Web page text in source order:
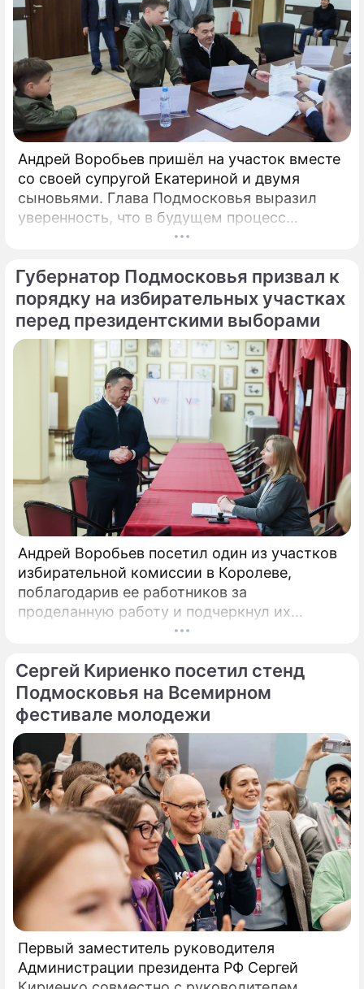
Андрей Воробьев пришёл на участок вместе
со своей супругой Екатериной и двумя
сыновьями. Глава Подмосковья выразил
уверенность, что в будущем процесс
голосования продолжит
пресс-службе правительства региона.
«Выборы — это всегда важно.
Губернатор Подмосковья призвал к
порядку на избирательных участках
перед президентскими выборами
Андрей Воробьев посетил один из участков
избирательной комиссии в Королеве,
поблагодарив ее работников за
проделанную работу и подчеркнул их
опытность в организации и проведении
в пресс-службе правительства
Подмосковья. «Свыше 36 тыс.
Сергей Кириенко посетил стенд
Подмосковья на Всемирном
фестивале молодежи
Первый заместитель руководителя
Администрации президента РФ Сергей